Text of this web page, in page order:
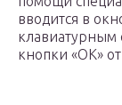
вводится в
клавиатурным
кнопки «ОК»